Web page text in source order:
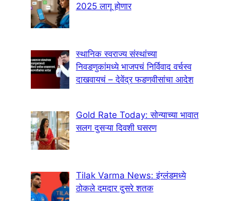
2025 लागू होणार
स्थानिक स्वराज्य संस्थांच्या
निवडणुकांमध्ये भाजपचं निर्विवाद वर्चस्व
दाखवायचं – देवेंद्र फडणवीसांचा आदेश
Gold Rate Today: सोन्याच्या भावात
सलग दुसऱ्या दिवशी घसरण
Tilak Varma News: इंग्लंडमध्ये
ठोकले दमदार दुसरे शतक